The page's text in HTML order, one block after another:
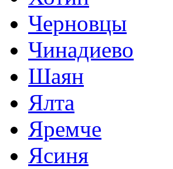
Черновцы
Чинадиево
Шаян
Ялта
Яремче
Ясиня